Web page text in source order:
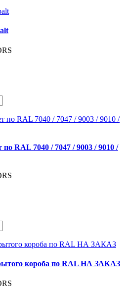
RAL 7040 / 7047 / 9003 / 9010 /
короба по RAL НА ЗАКАЗ